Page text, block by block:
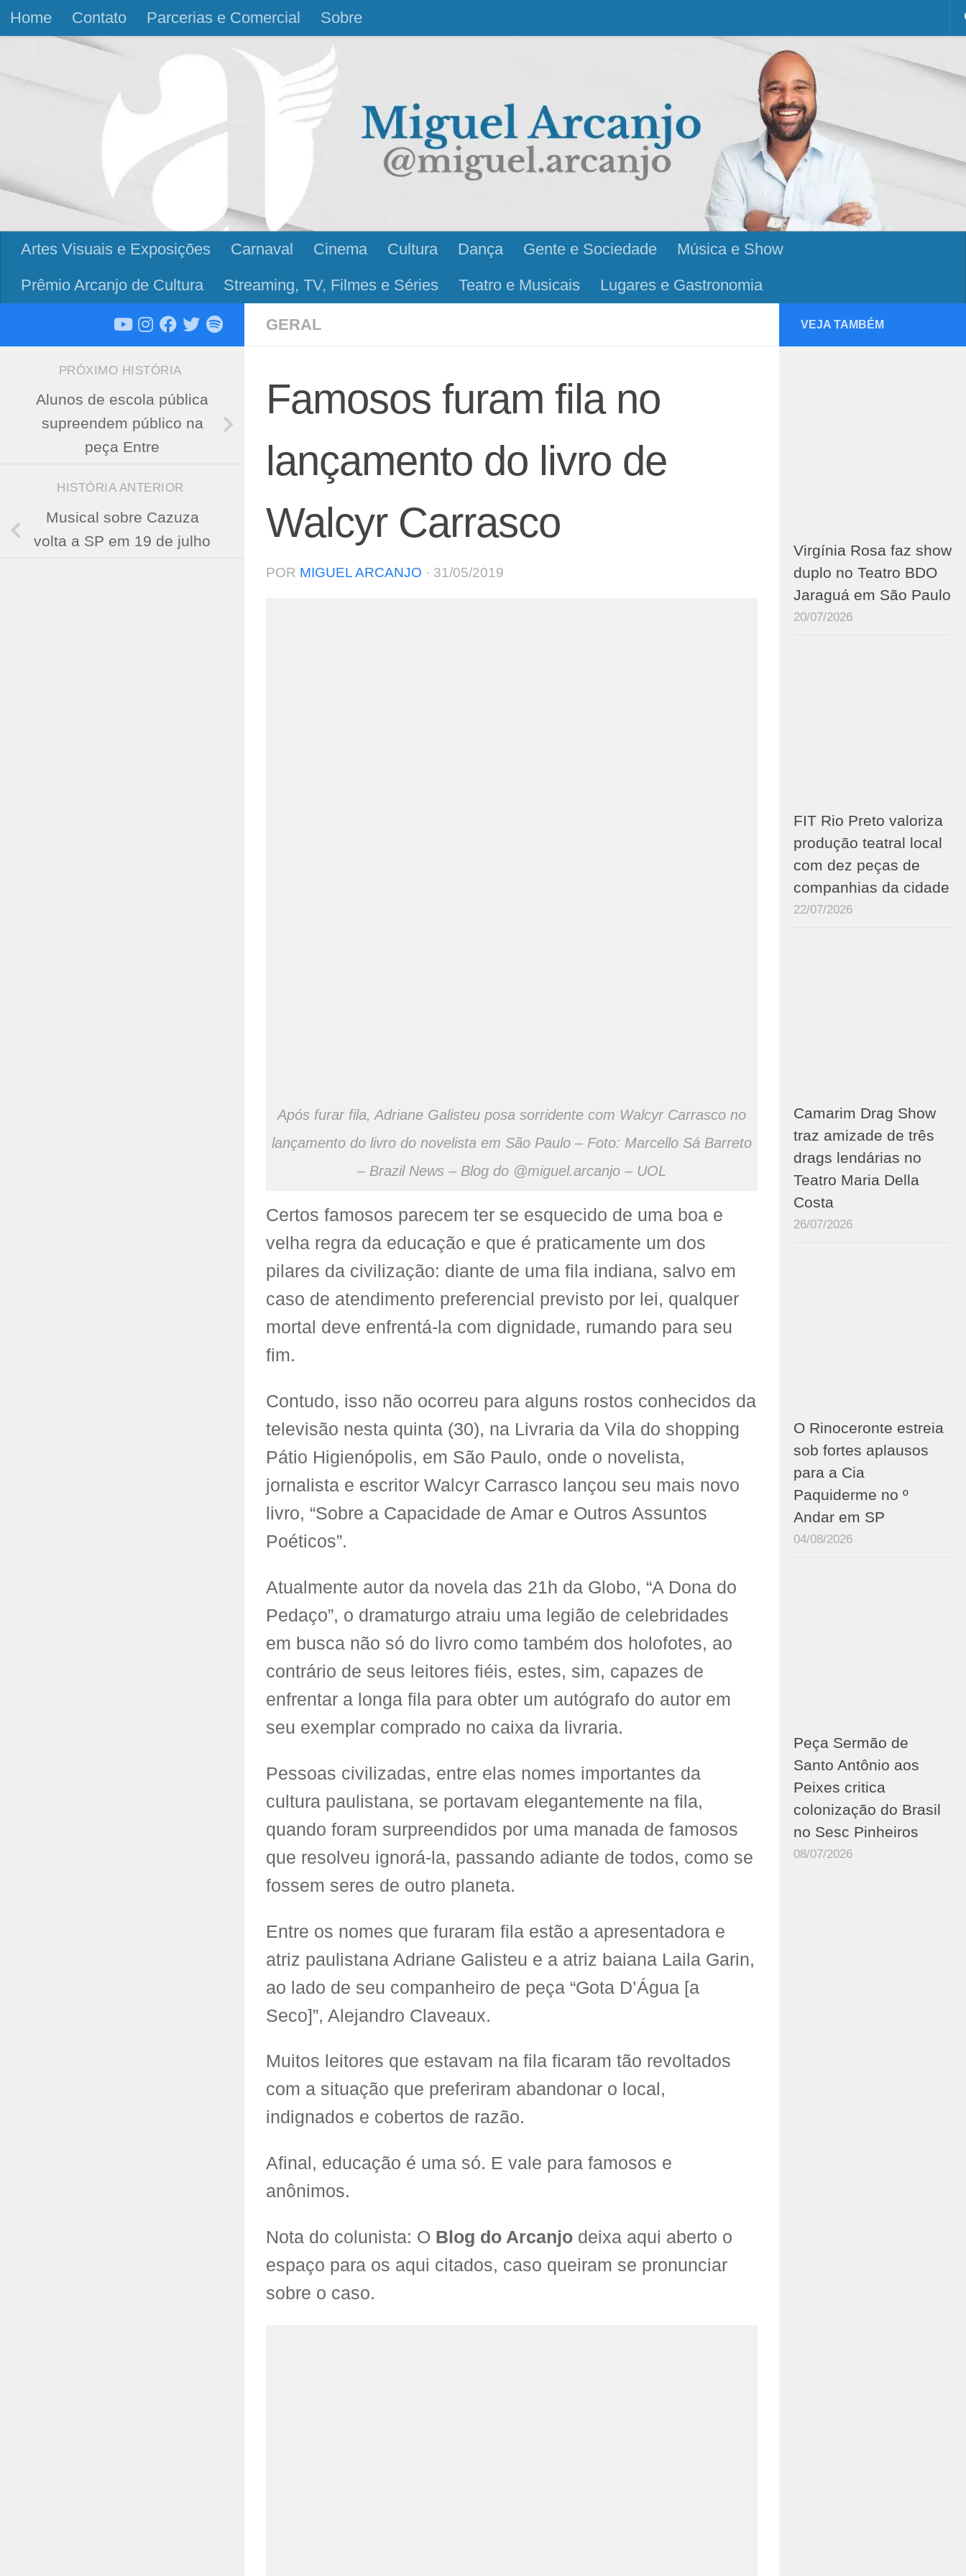
Skip to content
Home Contato Parcerias e Comercial Sobre
Artes Visuais e Exposições Carnaval Cinema Cultura Dança Gente e Sociedade
Música e Show
Prêmio Arcanjo de Cultura
Streaming, TV, Filmes e Séries Teatro e Musicais Lugares e Gastronomia
GERAL
Famosos furam fila no
lançamento do livro de
Walcyr Carrasco
POR MIGUEL ARCANJO · 31/05/2019
Após furar fila, Adriane Galisteu posa sorridente com Walcyr Carrasco no
lançamento do livro do novelista em São Paulo – Foto: Marcello Sá Barreto
– Brazil News – Blog do @miguel.arcanjo – UOL
Certos famosos parecem ter se esquecido de uma boa e
velha regra da educação e que é praticamente um dos
pilares da civilização: diante de uma fila indiana, salvo em
caso de atendimento preferencial previsto por lei, qualquer
mortal deve enfrentá-la com dignidade, rumando para seu
fim.
Contudo, isso não ocorreu para alguns rostos conhecidos da
televisão nesta quinta (30), na Livraria da Vila do shopping
Pátio Higienópolis, em São Paulo, onde o novelista,
jornalista e escritor Walcyr Carrasco lançou seu mais novo
livro, “Sobre a Capacidade de Amar e Outros Assuntos
Poéticos”.
Atualmente autor da novela das 21h da Globo, “A Dona do
Pedaço”, o dramaturgo atraiu uma legião de celebridades
em busca não só do livro como também dos holofotes, ao
contrário de seus leitores fiéis, estes, sim, capazes de
enfrentar a longa fila para obter um autógrafo do autor em
seu exemplar comprado no caixa da livraria.
Pessoas civilizadas, entre elas nomes importantes da
cultura paulistana, se portavam elegantemente na fila,
quando foram surpreendidos por uma manada de famosos
que resolveu ignorá-la, passando adiante de todos, como se
fossem seres de outro planeta.
Entre os nomes que furaram fila estão a apresentadora e
atriz paulistana Adriane Galisteu e a atriz baiana Laila Garin,
ao lado de seu companheiro de peça “Gota D’Água [a
Seco]”, Alejandro Claveaux.
Muitos leitores que estavam na fila ficaram tão revoltados
com a situação que preferiram abandonar o local,
indignados e cobertos de razão.
Afinal, educação é uma só. E vale para famosos e
anônimos.
Nota do colunista: O Blog do Arcanjo deixa aqui aberto o
espaço para os aqui citados, caso queiram se pronunciar
sobre o caso.
PRÓXIMO HISTÓRIA
Alunos de escola pública
supreendem público na
peça Entre
HISTÓRIA ANTERIOR
Musical sobre Cazuza
volta a SP em 19 de julho
VEJA TAMBÉM
Virgínia Rosa faz show
duplo no Teatro BDO
Jaraguá em São Paulo
20/07/2026
FIT Rio Preto valoriza
produção teatral local
com dez peças de
companhias da cidade
22/07/2026
Camarim Drag Show
traz amizade de três
drags lendárias no
Teatro Maria Della
Costa
26/07/2026
O Rinoceronte estreia
sob fortes aplausos
para a Cia
Paquiderme no º
Andar em SP
04/08/2026
Peça Sermão de
Santo Antônio aos
Peixes critica
colonização do Brasil
no Sesc Pinheiros
08/07/2026